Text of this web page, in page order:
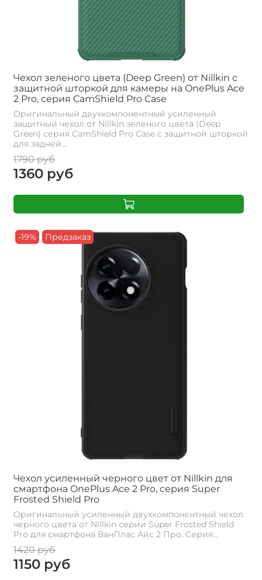
Чехол зеленого цвета (Deep Green) от Nillkin с
защитной шторкой для камеры на OnePlus Ace
2 Pro, серия CamShield Pro Case
Оригинальный двухкомпонентный усиленный
защитный чехол от Nillkin зеленого цвета (Deep
Green) серия CamShield Pro Case с защитной шторкой
для задней...
1790 руб
1360 руб
-19% Предзаказ
Чехол усиленный черного цвет от Nillkin для
смартфона OnePlus Ace 2 Pro, серия Super
Frosted Shield Pro
Оригинальный усиленный двухкомпонентный чехол
черного цвета от Nillkin серии Super Frosted Shield
Pro для смартфона ВанПлас Айс 2 Про. Cерия...
1420 руб
1150 руб